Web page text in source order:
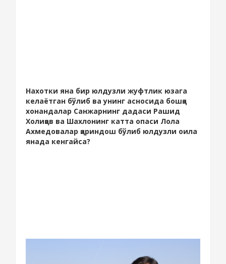
Нахотки яна бир юлдузли жуфтлик юзага
келаётган бўлиб ва унинг асносида бошқа
хонандалар Санжарнинг дадаси Рашид
Холиқов ва Шахлонинг катта опаси Лола
Ахмедовалар қариндош бўлиб юлдузли оила
янада кенгайса?